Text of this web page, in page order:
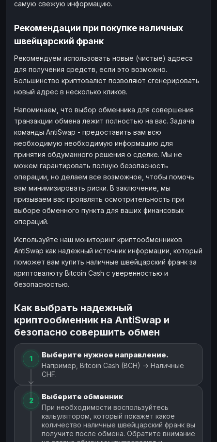
самую свежую информацию.
Рекомендации при покупке наличных
швейцарский франк
Рекомендуем использовать новые (чистые) адреса
для получения средств, если это возможно.
Большинство криптовалют позволяют сгенерировать
новый адрес в несколько кликов.
Напоминаем, что выбор обменника для совершения
транзакции обмена лежит полностью на вас. Задача
команды AntiSwap - предоставить вам всю
необходимую необходимую информацию для
принятия обдуманного решения о сделке. Мы не
можем гарантировать полную безопасность
операции, но делаем все возможное, чтобы помочь
вам минимизировать риски. В заключение, мы
призываем вас проявлять осмотрительность при
выборе обменного пункта для ваших финансовых
операций.
Используйте наш мониторинг криптообменников
AntiSwap как надежный источник информации, который
поможет вам купить наличные швейцарский франк за
криптовалюту Bitcoin Cash с уверенностью и
безопасностью.
Как выбрать надежный
криптообменник на AntiSwap и
безопасно совершить обмен
1 Выберите нужное направление.
Например, Bitcoin Cash (BCH) → Наличные
CHF.
2 Выберите обменник
При необходимости воспользуйтесь
кальулятором, который покажет какое
количество наличные швейцарский франк вы
получите после обмена. Обратите внимание